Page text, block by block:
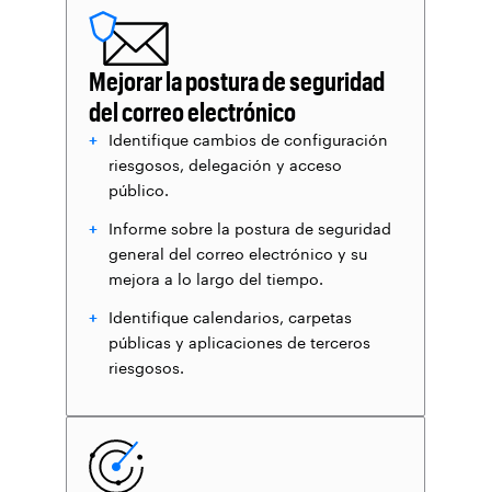
Mejorar la postura de seguridad
del correo electrónico
Identifique cambios de configuración
riesgosos, delegación y acceso
público.
Informe sobre la postura de seguridad
general del correo electrónico y su
mejora a lo largo del tiempo.
Identifique calendarios, carpetas
públicas y aplicaciones de terceros
riesgosos.